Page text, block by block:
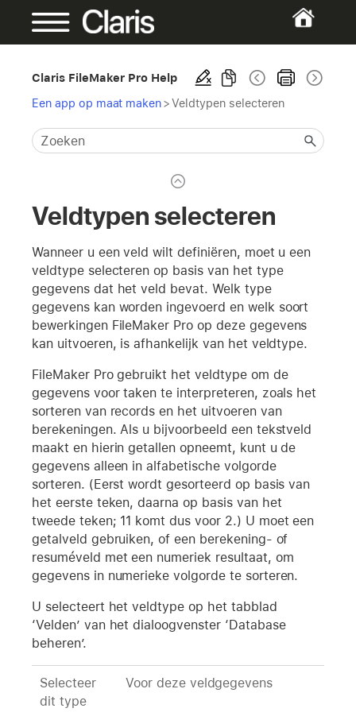
Claris FileMaker Pro Help
Een app op maat maken>Veldtypen selecteren
Veldtypen selecteren
Wanneer u een veld wilt definiëren, moet u een
veldtype selecteren op basis van het type
gegevens dat het veld bevat. Welk type
gegevens kan worden ingevoerd en welk soort
bewerkingen FileMaker Pro op deze gegevens
kan uitvoeren, is afhankelijk van het veldtype.
FileMaker Pro gebruikt het veldtype om de
gegevens voor taken te interpreteren, zoals het
sorteren van records en het uitvoeren van
berekeningen. Als u bijvoorbeeld een tekstveld
maakt en hierin getallen opneemt, kunt u de
gegevens alleen in alfabetische volgorde
sorteren. (Eerst wordt gesorteerd op basis van
het eerste teken, daarna op basis van het
tweede teken; 11 komt dus voor 2.) U moet een
getalveld gebruiken, of een berekening- of
resuméveld met een numeriek resultaat, om
gegevens in numerieke volgorde te sorteren.
U selecteert het veldtype op het tabblad
‘Velden’ van het dialoogvenster ‘Database
beheren’.
Selecteer
dit type
Voor deze veldgegevens